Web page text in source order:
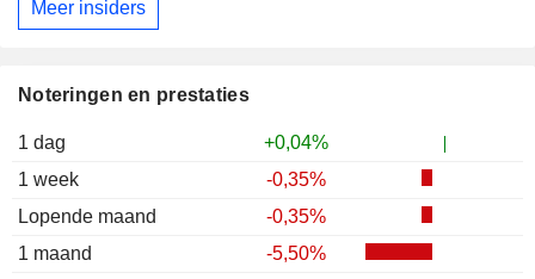
Noteringen en prestaties
1 dag
+0,04%
1 week
-0,35%
Lopende maand
-0,35%
1 maand
-5,50%
Meer insiders